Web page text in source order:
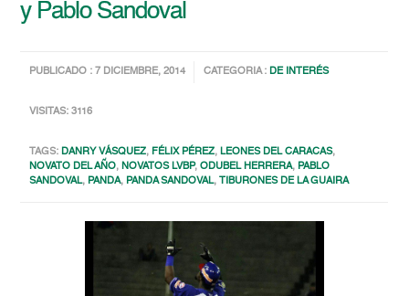
y Pablo Sandoval
PUBLICADO : 7 DICIEMBRE, 2014 CATEGORIA :DE INTERÉS
VISITAS: 3116
TAGS:DANRY VÁSQUEZ, FÉLIX PÉREZ,LEONES DEL CARACAS,
NOVATO DEL AÑO,NOVATOS LVBP,ODUBEL HERRERA, PABLO
SANDOVAL, PANDA, PANDA SANDOVAL, TIBURONES DE LA GUAIRA